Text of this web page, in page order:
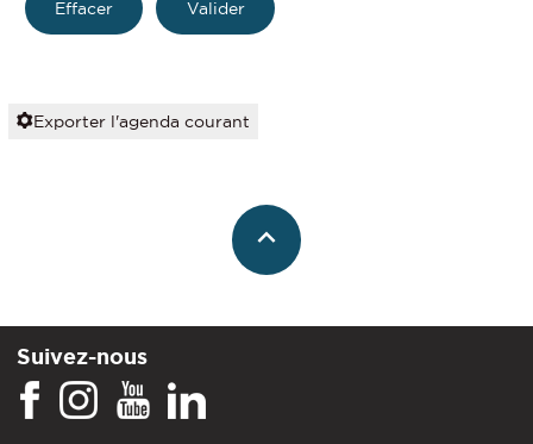
Exporter l'agenda courant
Suivez-nous